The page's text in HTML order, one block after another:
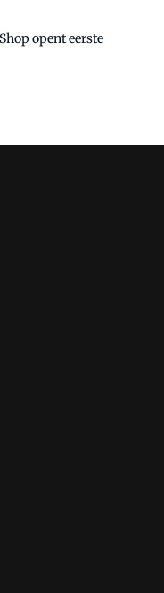
opent eerste